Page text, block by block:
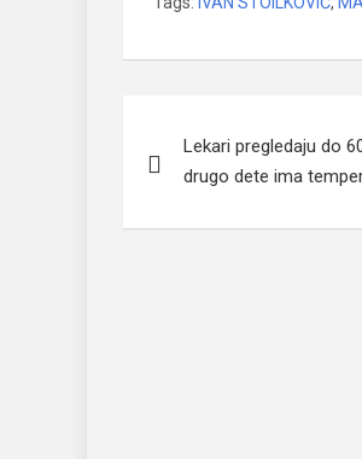
članaka
Lekari pregledaju do
drugo dete ima